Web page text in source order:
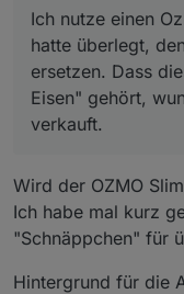
Deebot
Gibt es
ja,
hatte
Eisen"
verkauft.
die
Ich nutze einen
hatte überlegt,
ersetzen. Dass
Eisen" gehört,
verkauft.
Wird der OZMO
Ich habe mal kurz
"Schnäppchen" für
Hintergrund für die